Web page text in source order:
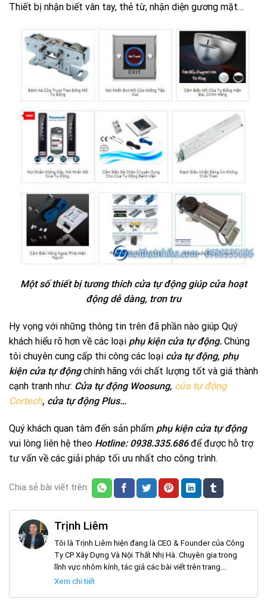
Thiết bị nhận biết vân tay, thẻ từ, nhận diện gương mặt…
Một số thiết bị tương thích cửa tự động giúp cửa hoạt
động dễ dàng, trơn tru
Hy vọng với những thông tin trên đã phần nào giúp Quý
khách hiểu rõ hơn về các loại phụ kiện cửa tự động. Chúng
tôi chuyên cung cấp thi công các loại cửa tự động, phụ
kiện cửa tự độngchính hãng với chất lượng tốt và giá thành
cạnh tranh như: Cửa tự động Woosung, cửa tự động
Cortech, cửa tự động Plus…
Quý khách quan tâm đến sản phẩm phụ kiện cửa tự động
vui lòng liên hệ theo Hotline: 0938.335.686để được hỗ trợ
tư vấn về các giải pháp tối ưu nhất cho công trình.
Chia sẻ bài viết trên:
Trịnh Liêm
Tôi là Trịnh Liêm hiện đang là CEO & Founder của Công
Ty CP Xây Dựng Và Nội Thất Nhị Hà. Chuyên gia trong
lĩnh vực nhôm kính, tác giả các bài viết trên trang
noithatnhiha.com
Xem chi tiết